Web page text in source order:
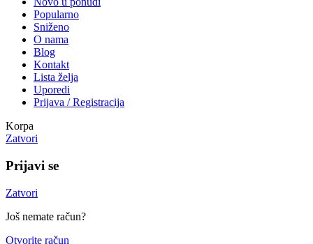
Popularno
Sniženo
O nama
Blog
Kontakt
Lista želja
Uporedi
Prijava / Registracija
Korpa
Zatvori
Prijavi se
Zatvori
Još nemate račun?
Otvorite račun